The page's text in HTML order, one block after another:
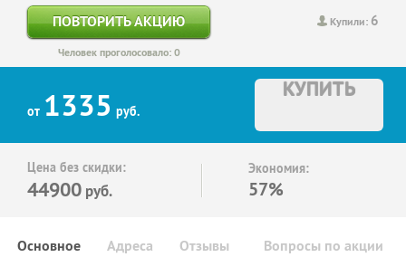
Купили: 6
ПОВТОРИТЬ АКЦИЮ
Человек проголосовало: 0
от 1335 руб.
КУПИТЬ
Цена без скидки:
44900 руб.
Экономия:
57%
Основное Отзывы Вопросы по акции
Адреса